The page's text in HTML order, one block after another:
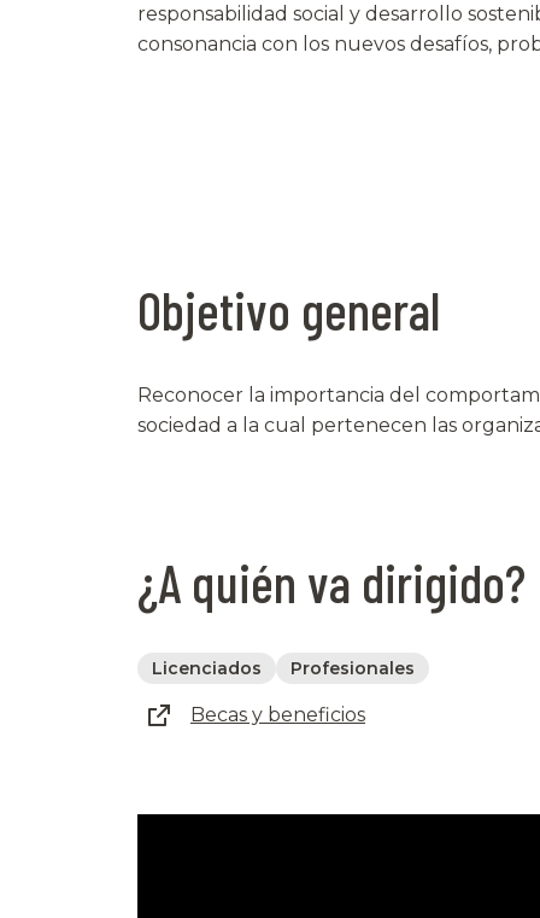
responsabilidad social y desarrollo
consonancia con los nuevos desafíos,
Objetivo general
Reconocer la importancia del
sociedad a la cual pertenecen las
¿A quién va dirigido?
Licenciados Profesionales
Becas y beneficios